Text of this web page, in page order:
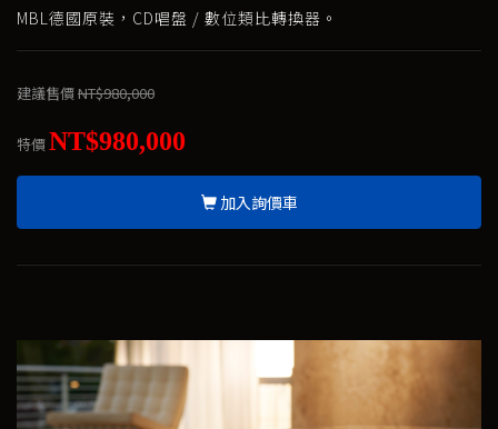
MBL德國原裝，CD唱盤 / 數位類比轉換器。
建議售價NT$980,000
特價NT$980,000
加入詢價車